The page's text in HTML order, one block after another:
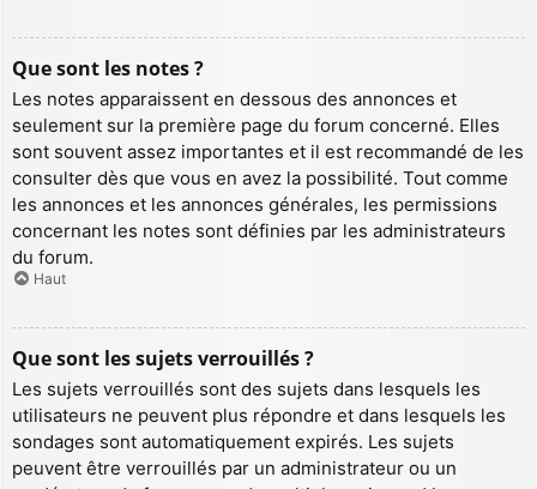
Que sont les notes ?
Les notes apparaissent en dessous des annonces et
seulement sur la première page du forum concerné. Elles
sont souvent assez importantes et il est recommandé de les
consulter dès que vous en avez la possibilité. Tout comme
les annonces et les annonces générales, les permissions
concernant les notes sont définies par les administrateurs
du forum.
Haut
Que sont les sujets verrouillés ?
Les sujets verrouillés sont des sujets dans lesquels les
utilisateurs ne peuvent plus répondre et dans lesquels les
sondages sont automatiquement expirés. Les sujets
peuvent être verrouillés par un administrateur ou un